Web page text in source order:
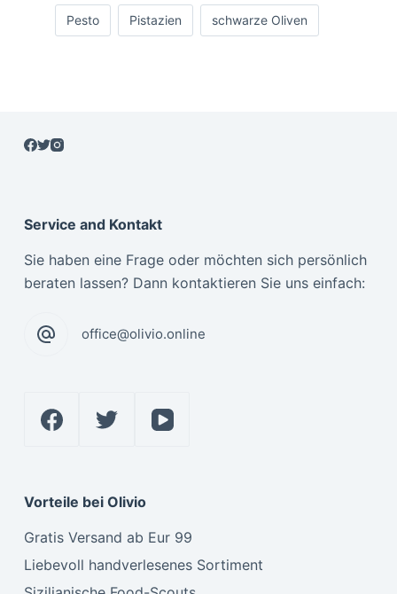
Pesto Pistazien schwarze Oliven
Service and Kontakt
Sie haben eine Frage oder möchten sich persönlich
beraten lassen? Dann kontaktieren Sie uns einfach:
office@olivio.online
Vorteile bei Olivio
Gratis Versand ab Eur 99
Liebevoll handverlesenes Sortiment